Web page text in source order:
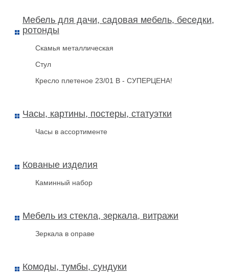
Мебель для дачи, садовая мебель, беседки,
ротонды
Скамья металлическая
Стул
Кресло плетеное 23/01 В - СУПЕРЦЕНА!
Часы, картины, постеры, статуэтки
Часы в ассортименте
Кованые изделия
Каминный набор
Мебель из стекла, зеркала, витражи
Зеркала в оправе
Комоды, тумбы, сундуки